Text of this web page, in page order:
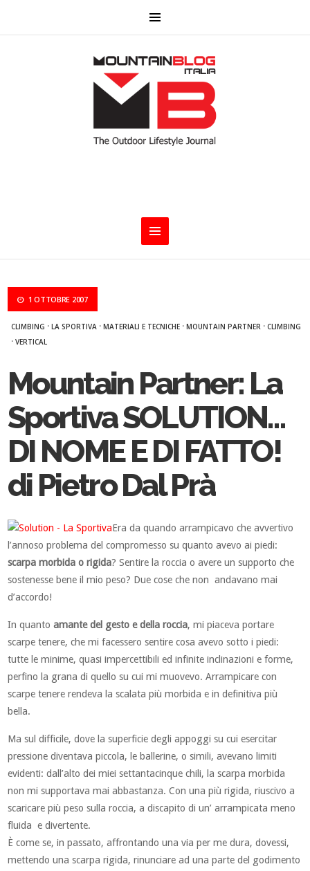
1 OTTOBRE 2007
CLIMBING ·LA SPORTIVA ·MATERIALI E TECNICHE ·MOUNTAIN PARTNER ·CLIMBING
·VERTICAL
Mountain Partner: La
Sportiva SOLUTION…
DI NOME E DI FATTO!
di Pietro Dal Prà
Era da quando arrampicavo che avvertivo
l’annoso problema del compromesso su quanto avevo ai piedi:
scarpa morbida o rigida? Sentire la roccia o avere un supporto che
sostenesse bene il mio peso? Due cose che non andavano mai
d’accordo!
In quantoamante del gesto e della roccia, mi piaceva portare
scarpe tenere, che mi facessero sentire cosa avevo sotto i piedi:
tutte le minime, quasi impercettibili ed infinite inclinazioni e forme,
perfino la grana di quello su cui mi muovevo. Arrampicare con
scarpe tenere rendeva la scalata più morbida e in definitiva più
bella.
Ma sul difficile, dove la superficie degli appoggi su cui esercitar
pressione diventava piccola, le ballerine, o simili, avevano limiti
evidenti: dall’alto dei miei settantacinque chili, la scarpa morbida
non mi supportava mai abbastanza. Con una più rigida, riuscivo a
scaricare più peso sulla roccia, a discapito di un’ arrampicata meno
fluida e divertente.
È come se, in passato, affrontando una via per me dura, dovessi,
mettendo una scarpa rigida, rinunciare ad una parte del godimento